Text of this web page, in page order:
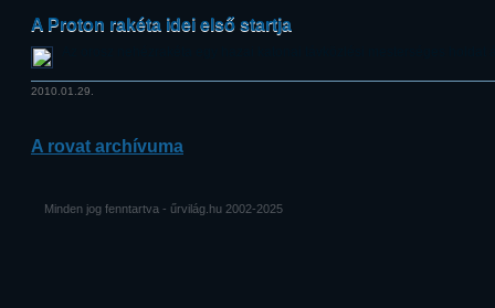
A Proton rakéta idei első startja
2010.01.29.
A rovat archívuma
Minden jog fenntartva - űrvilág.hu 2002-2025